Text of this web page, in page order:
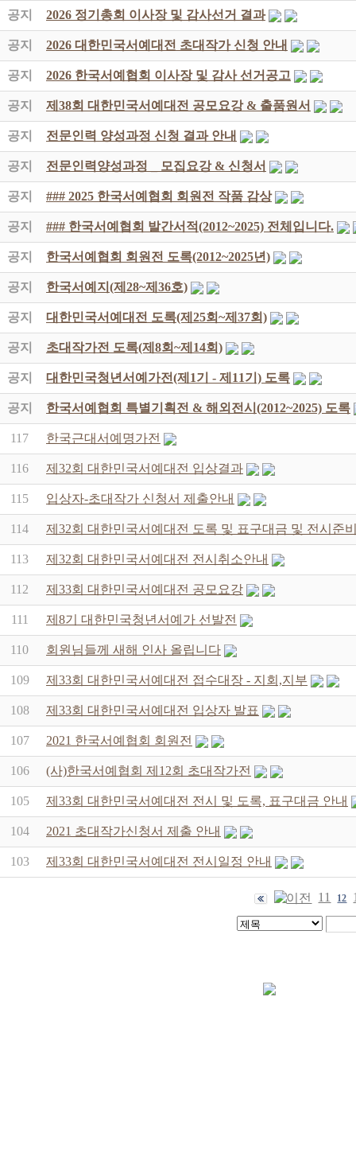
공지 2026 정기총회 이사장 및 감사선거 결과
공지 2026 대한민국서예대전 초대작가 신청 안내
공지 2026 한국서예협회 이사장 및 감사 선거공고
공지 제38회 대한민국서예대전 공모요강 & 출품원서
공지 전문인력 양성과정 신청 결과 안내
공지 전문인력양성과정 _ 모집요강 & 신청서
공지 ### 2025 한국서예협회 회원전 작품 감상
공지 ### 한국서예협회 발간서적(2012~2025) 전체입니다.
공지 한국서예협회 회원전 도록(2012~2025년)
공지 한국서예지(제28~제36호)
공지 대한민국서예대전 도록(제25회~제37회)
공지 초대작가전 도록(제8회~제14회)
공지 대한민국청년서예가전(제1기 - 제11기) 도록
공지 한국서예협회 특별기획전 & 해외전시(2012~2025) 도록
117 한국근대서예명가전
116 제32회 대한민국서예대전 입상결과
115 입상자-초대작가 신청서 제출안내
114 제32회 대한민국서예대전 도록 및 표구대금 및 전시준
113 제32회 대한민국서예대전 전시취소안내
112 제33회 대한민국서예대전 공모요강
111 제8기 대한민국청년서예가 선발전
110 회원님들께 새해 인사 올립니다
109 제33회 대한민국서예대전 접수대장 - 지회,지부
108 제33회 대한민국서예대전 입상자 발표
107 2021 한국서예협회 회원전
106 (사)한국서예협회 제12회 초대작가전
105 제33회 대한민국서예대전 전시 및 도록, 표구대금 안내
104 2021 초대작가신청서 제출 안내
103 제33회 대한민국서예대전 전시일정 안내
11 12